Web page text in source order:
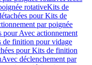
rotativeKits de
pour Kits de
par poignée
pour Avec actionnement
de finition pour vidage
pour Kits de finition
Avec déclenchement par